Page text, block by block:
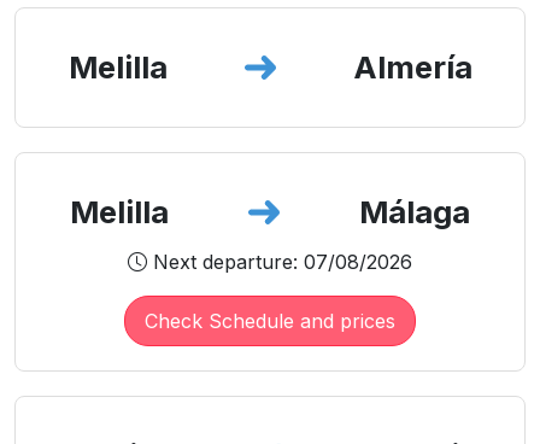
Melilla Almería
Melilla Málaga
Next departure: 07/08/2026
Check Schedule and prices